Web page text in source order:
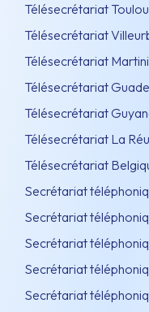
Télésecrétariat
Télésecrétariat
Télésecrétariat
Télésecrétariat
Télésecrétariat
Télésecrétariat La
Télésecrétariat
Secrétariat
Secrétariat
Secrétariat
Secrétariat
Secrétariat